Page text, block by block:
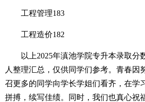
工程管理183
工程造价182
以上2025年滇池学院专升本录取分
人整理汇总，仅供同学们参考。青春因
召更多的同学向学长学姐们看齐，在学
拼搏，续写佳绩。同时，我们也真心祝